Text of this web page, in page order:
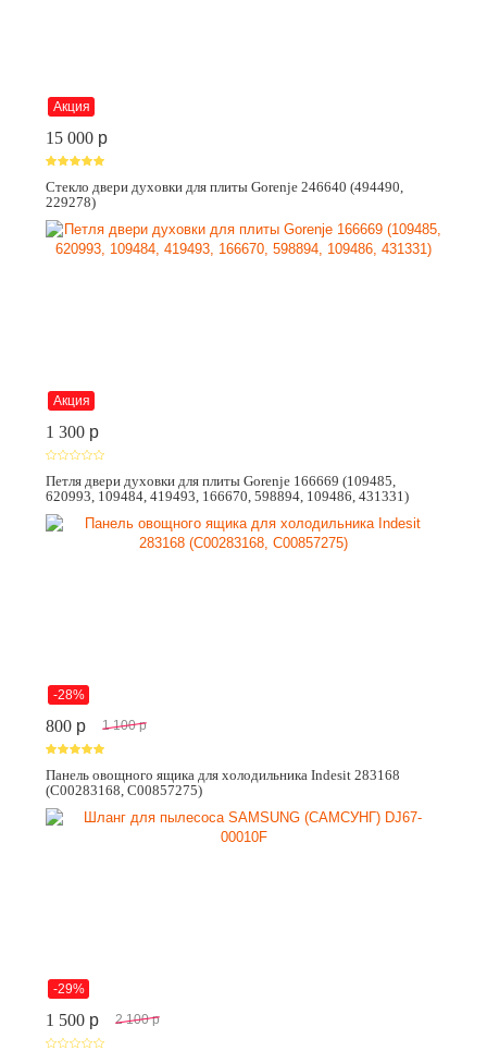
Акция
15 000 p
Стекло двери духовки для плиты Gorenje 246640 (494490,
229278)
Акция
1 300 p
Петля двери духовки для плиты Gorenje 166669 (109485,
620993, 109484, 419493, 166670, 598894, 109486, 431331)
-28%
800 p 1 100 p
Панель овощного ящика для холодильника Indesit 283168
(C00283168, C00857275)
-29%
1 500 p 2 100 p